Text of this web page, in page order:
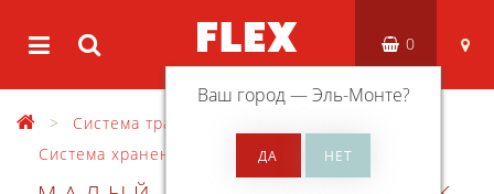
Ваш город —Эль-Монте?
0
Система транспортировки
Система хранения STACK PACK